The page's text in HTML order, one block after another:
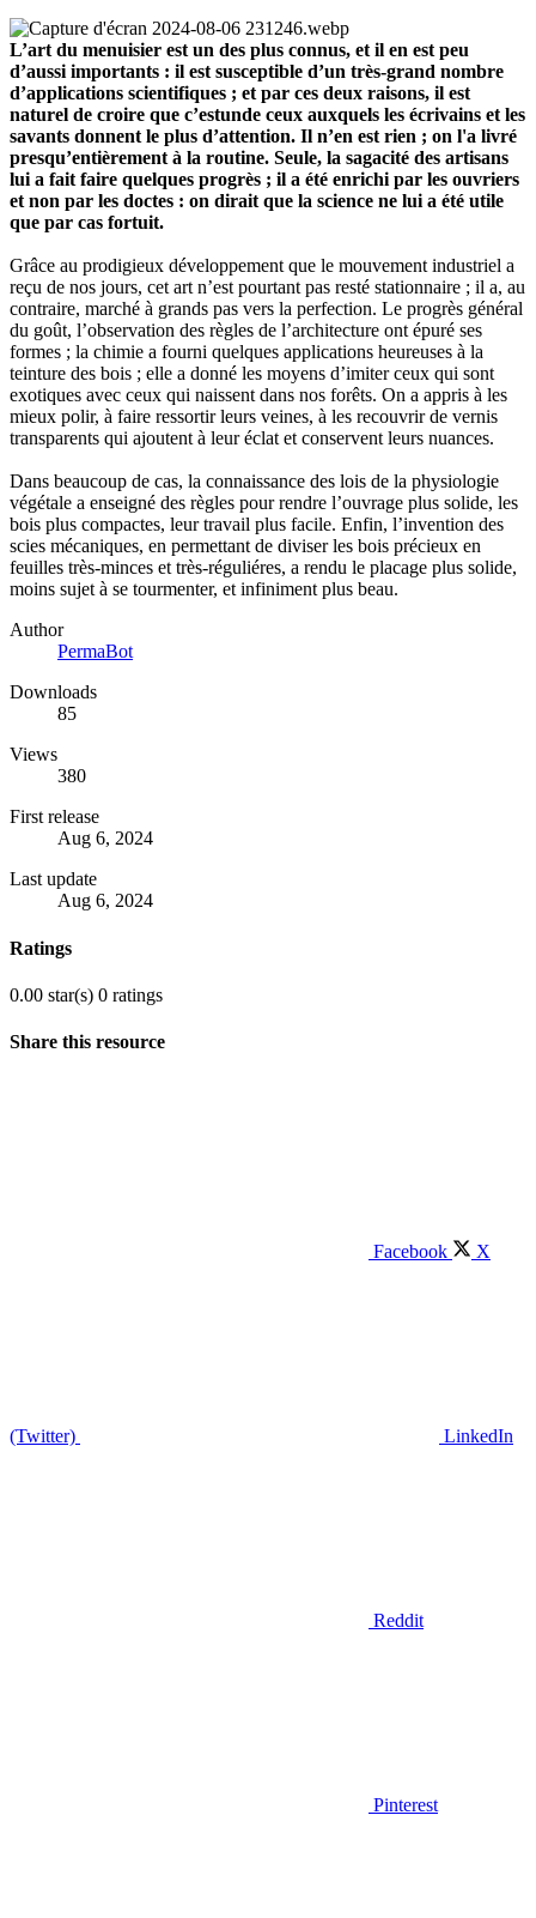
L’art du menuisier est un des plus connus, et il en est peu
d’aussi importants : il est susceptible d’un très-grand nombre
d’applications scientifiques ; et par ces deux raisons, il est
naturel de croire que c’estunde ceux auxquels les écrivains et les
savants donnent le plus d’attention. Il n’en est rien ; on l'a livré
presqu’entièrement à la routine. Seule, la sagacité des artisans
lui a fait faire quelques progrès ; il a été enrichi par les ouvriers
et non par les doctes : on dirait que la science ne lui a été utile
que par cas fortuit.
Grâce au prodigieux développement que le mouvement industriel a
reçu de nos jours, cet art n’est pourtant pas resté stationnaire ; il a, au
contraire, marché à grands pas vers la perfection. Le progrès général
du goût, l’observation des règles de l’architecture ont épuré ses
formes ; la chimie a fourni quelques applications heureuses à la
teinture des bois ; elle a donné les moyens d’imiter ceux qui sont
exotiques avec ceux qui naissent dans nos forêts. On a appris à les
mieux polir, à faire ressortir leurs veines, à les recouvrir de vernis
transparents qui ajoutent à leur éclat et conservent leurs nuances.
Dans beaucoup de cas, la connaissance des lois de la physiologie
végétale a enseigné des règles pour rendre l’ouvrage plus solide, les
bois plus compactes, leur travail plus facile. Enfin, l’invention des
scies mécaniques, en permettant de diviser les bois précieux en
feuilles très-minces et très-réguliéres, a rendu le placage plus solide,
moins sujet à se tourmenter, et infiniment plus beau.
Author
PermaBot
Downloads
85
Views
380
First release
Aug 6, 2024
Last update
Aug 6, 2024
Ratings
0.00 star(s) 0 ratings
Share this resource
Facebook X
(Twitter) LinkedIn
Reddit
Pinterest